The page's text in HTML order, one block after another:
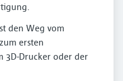
den Weg vom
ersten
3D-Drucker oder der